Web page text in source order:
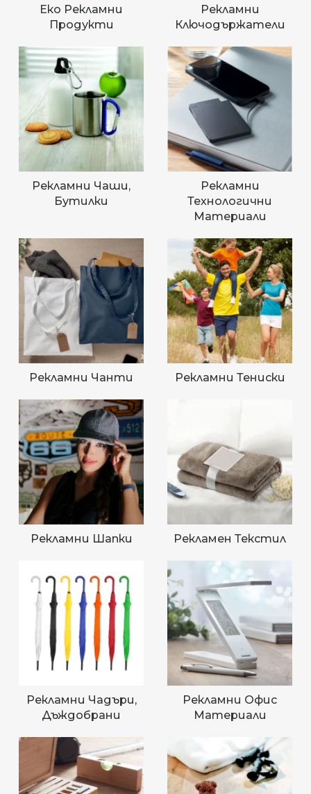
Еко Рекламни
Продукти
Рекламни
Ключодържатели
Рекламни Чаши,
Бутилки
Рекламни
Технологични
Материали
Рекламни Чанти Рекламни Тениски
Рекламни Шапки Рекламен Текстил
Рекламни Чадъри,
Дъждобрани
Рекламни Офис
Материали